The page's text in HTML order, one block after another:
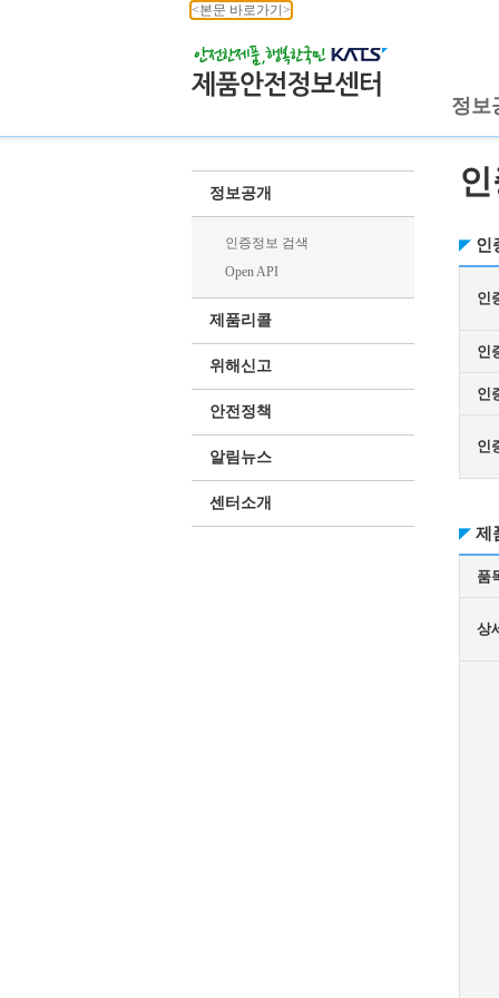
<본문 바로가기>
정보
정보공개
인증정보 검색
Open API
제품리콜
위해신고
안전정책
알림뉴스
센터소개
인
인
인
인
인
제
품
상